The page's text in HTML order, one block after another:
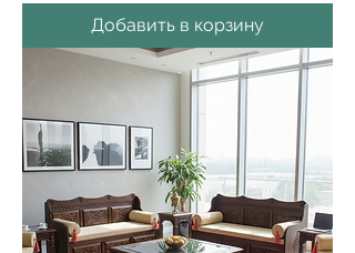
Добавить в корзину